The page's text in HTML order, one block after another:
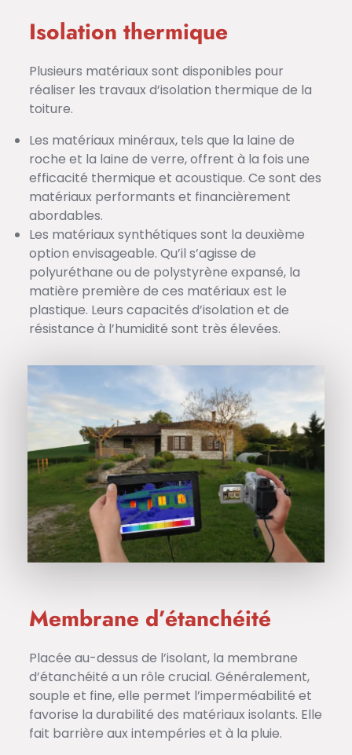
Isolation thermique
Plusieurs matériaux sont disponibles pour
réaliser les travaux d’isolation thermique de la
toiture.
Les matériaux minéraux, tels que la laine de
roche et la laine de verre, offrent à la fois une
efficacité thermique et acoustique. Ce sont des
matériaux performants et financièrement
abordables.
Les matériaux synthétiques sont la deuxième
option envisageable. Qu’il s’agisse de
polyuréthane ou de polystyrène expansé, la
matière première de ces matériaux est le
plastique. Leurs capacités d’isolation et de
résistance à l’humidité sont très élevées.
Membrane d’étanchéité
Placée au-dessus de l’isolant, la membrane
d’étanchéité a un rôle crucial. Généralement,
souple et fine, elle permet l’imperméabilité et
favorise la durabilité des matériaux isolants. Elle
fait barrière aux intempéries et à la pluie.